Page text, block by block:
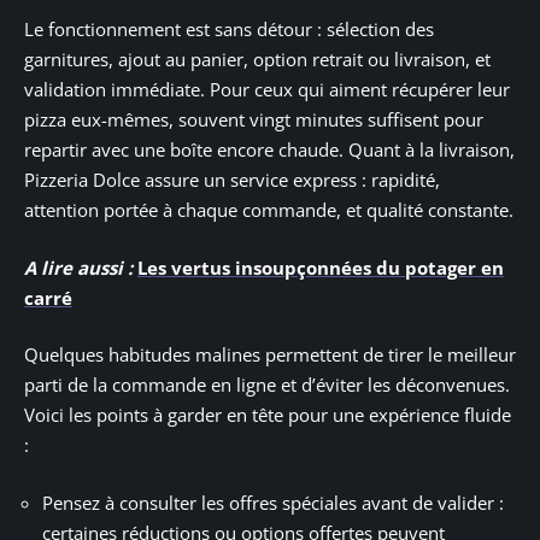
Le fonctionnement est sans détour : sélection des
garnitures, ajout au panier, option retrait ou livraison, et
validation immédiate. Pour ceux qui aiment récupérer leur
pizza eux-mêmes, souvent vingt minutes suffisent pour
repartir avec une boîte encore chaude. Quant à la livraison,
Pizzeria Dolce assure un service express : rapidité,
attention portée à chaque commande, et qualité constante.
A lire aussi : Les vertus insoupçonnées du potager en
carré
Quelques habitudes malines permettent de tirer le meilleur
parti de la commande en ligne et d’éviter les déconvenues.
Voici les points à garder en tête pour une expérience fluide
:
Pensez à consulter les offres spéciales avant de valider :
certaines réductions ou options offertes peuvent